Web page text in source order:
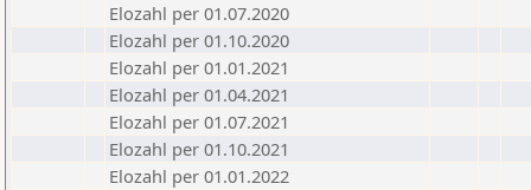
Elozahl per 01.07.2020
Elozahl per 01.10.2020
Elozahl per 01.01.2021
Elozahl per 01.04.2021
Elozahl per 01.07.2021
Elozahl per 01.10.2021
Elozahl per 01.01.2022